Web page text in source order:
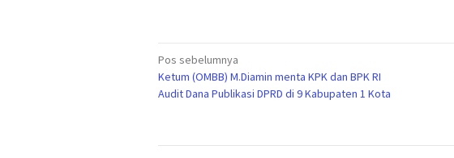
Navigasi
pos
Pos sebelumnya
Ketum (OMBB) M.Diamin menta KPK dan BPK RI
Audit Dana Publikasi DPRD di 9 Kabupaten 1 Kota